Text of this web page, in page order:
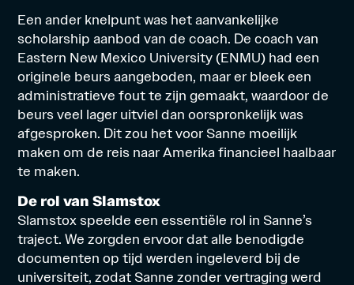
Een ander knelpunt was het aanvankelijke
scholarship aanbod van de coach. De coach van
Eastern New Mexico University (ENMU) had een
originele beursaangeboden, maar er bleek een
administratieve fout te zijn gemaakt, waardoor de
beurs veel lager uitviel dan oorspronkelijk was
afgesproken. Dit zou het voor Sanne moeilijk
maken om de reis naar Amerika financieel haalbaar
te maken.
De rol van Slamstox
Slamstox speelde een essentiële rol in Sanne’s
traject. We zorgden ervoor dat alle benodigde
documenten op tijd werden ingeleverd bij de
universiteit, zodat Sanne zonder vertraging werd